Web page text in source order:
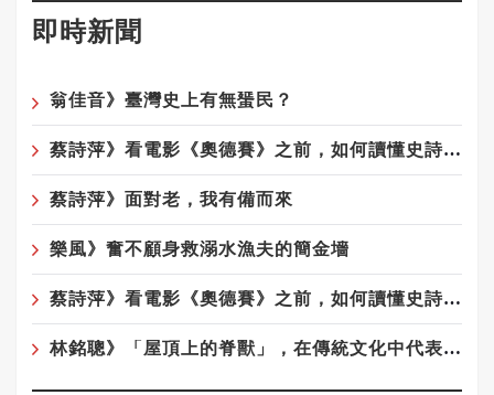
即時新聞
翁佳音》臺灣史上有無蜑民？
蔡詩萍》看電影《奧德賽》之前，如何讀懂史詩《奧德賽》！之2
蔡詩萍》面對老，我有備而來
樂風》奮不顧身救溺水漁夫的簡金墻
蔡詩萍》看電影《奧德賽》之前，如何讀懂史詩《奧德賽》
林銘聰》「屋頂上的脊獸」，在傳統文化中代表著什麼意涵呢？